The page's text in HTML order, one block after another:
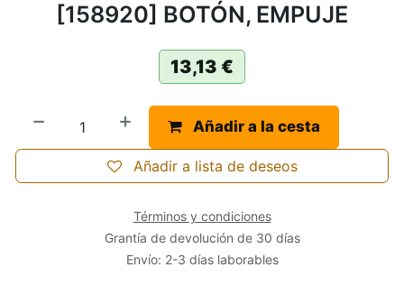
[158920] BOTÓN, EMPUJE
13,13 €
Añadir a la cesta
Añadir a lista de deseos
Términos y condiciones
Grantía de devolución de 30 días
Envío: 2-3 días laborables